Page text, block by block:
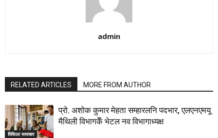
admin
RELATED ARTICLES MORE FROM AUTHOR
मिथिला समाचार
प्रो. अशोक कुमार मेहता सम्हारलनि पदभार, एलएनएमयू
मैथिली विभागकेँ भेटल नव विभागाध्यक्ष